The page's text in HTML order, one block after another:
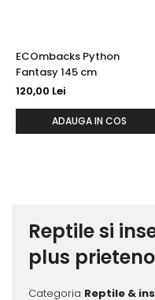
ECOmbacks Python
Fantasy 145 cm
120,00 Lei
ADAUGA IN COS
Reptile si
plus
Categoria Reptile &